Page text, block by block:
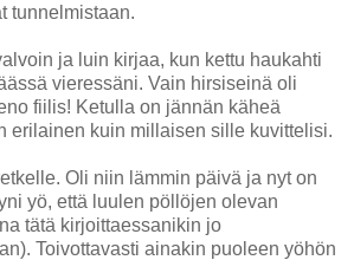
tunnelmistaan.
ja luin kirjaa, kun kettu haukahti
vieressäni. Vain hirsiseinä oli
fiilis! Ketulla on jännän käheä
erilainen kuin millaisen sille kuvittelisi.
Oli niin lämmin päivä ja nyt on
yö, että luulen pöllöjen olevan
tätä kirjoittaessanikin jo
Toivottavasti ainakin puoleen yöhön